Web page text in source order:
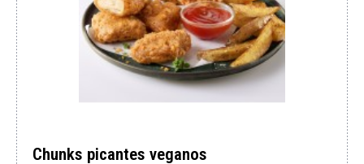
Chunks picantes veganos